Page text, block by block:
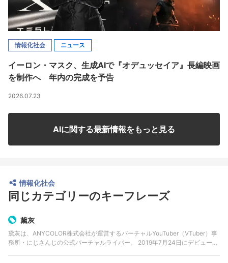
情報化社会 ニュース
イーロン・マスク、生成AIで『オデュッセイア』長編映画
を制作へ 年内の完成を予告
2026.07.23
AIに関する最新情報をもっと見る
情報化社会
同じカテゴリーのキーフレーズ
黛灰
黛灰は、ANYCOLOR株式会社が運営するバーチャルYouTuber（VTuber）事
務所・にじさんじの公式バーチャルライバー。 2019年7月24日にデビュー。